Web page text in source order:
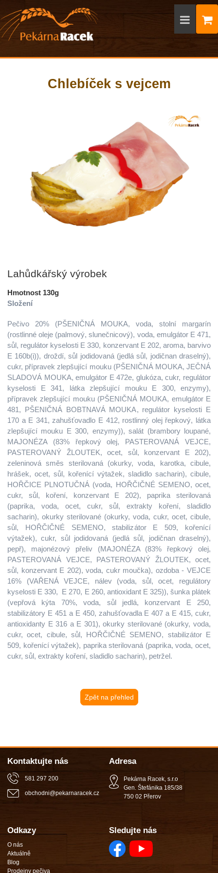
Chlebíček s vejcem
Lahůdkářský výrobek
Hmotnost 130g
Složení
Pečivo 20% (PŠENIČNÁ MOUKA, voda, stolní margarín
(rostlinné oleje (palmový, slunečnicový), voda, emulgátor E 471,
sůl, regulátor kyselosti E 330, konzervant E 202, aroma, barvivo
E 160b(i)), droždí, sůl jodidovaná (jedlá sůl, jodičnan draselný),
cukr, přípravek zlepšující mouku (PŠENIČNÁ MOUKA, JEČNÁ
SLADOVÁ MOUKA, emulgátor E 472e, glukóza, cukr, regulátor
kyselosti E 341, látka zlepšující mouku E 300, enzymy),
přípravek zlepšující mouku (PŠENIČNÁ MOUKA, emulgátor E
481, PŠENIČNÁ BOBTNAVÁ MOUKA, regulátor kyselosti E
170 a E 341, zahušťovadlo E 412, rostlinný olej řepkový, látka
zlepšující mouku E 300, enzymy)), salát (brambory loupané,
MAJONÉZA (83% řepkový olej, PASTEROVANÁ VEJCE,
PASTEROVANÝ ŽLOUTEK, ocet, sůl, konzervant E 202),
zeleninová směs sterilovaná (okurky, voda, karotka, cibule,
hrášek, ocet, sůl, kořenící výtažek, sladidlo sacharin), cibule,
HOŘČICE PLNOTUČNÁ (voda, HOŘČIČNÉ SEMENO, ocet,
cukr, sůl, koření, konzervant E 202), paprika sterilovaná
(paprika, voda, ocet, cukr, sůl, extrakty koření, sladidlo
sacharin), okurky sterilované (okurky, voda, cukr, ocet, cibule,
sůl, HOŘČIČNÉ SEMENO, stabilizátor E 509, kořenící
výtažek), cukr, sůl jodidovaná (jedlá sůl, jodičnan draselný),
pepř), majonézový přeliv (MAJONÉZA (83% řepkový olej,
PASTEROVANÁ VEJCE, PASTEROVANÝ ŽLOUTEK, ocet,
sůl, konzervant E 202), voda, cukr moučka), ozdoba - VEJCE
16% (VAŘENÁ VEJCE, nálev (voda, sůl, ocet, regulátory
kyselosti E 330, E 270, E 260, antioxidant E 325)), šunka plátek
(vepřová kýta 70%, voda, sůl jedlá, konzervant E 250,
stabilizátory E 451 a E 450, zahušťovadla E 407 a E 415, cukr,
antioxidanty E 316 a E 301), okurky sterilované (okurky, voda,
cukr, ocet, cibule, sůl, HOŘČIČNÉ SEMENO, stabilizátor E
509, kořenící výtažek), paprika sterilovaná (paprika, voda, ocet,
cukr, sůl, extrakty koření, sladidlo sacharin), petržel.
Zpět na přehled
Kontaktujte nás
581 297 200
obchodni@pekarnaracek cz
Adresa
Pekárna Racek, s.r.o
Gen. Štefánika 185/38
750 02 Přerov
Odkazy
O nás
Aktuálně
Blog
Prodejny pečiva
Sledujte nás